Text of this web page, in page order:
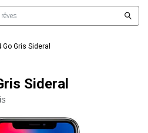
Gris Sideral
Sideral